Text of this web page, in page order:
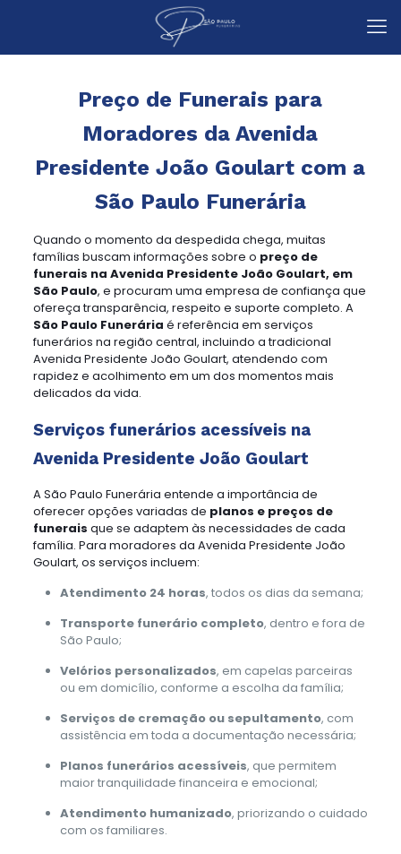
Preço de Funerais para
Moradores da Avenida
Presidente João Goulart com a
São Paulo Funerária
Quando o momento da despedida chega, muitas
famílias buscam informações sobre o preço de
funerais na Avenida Presidente João Goulart, em
São Paulo, e procuram uma empresa de confiança que
ofereça transparência, respeito e suporte completo. A
São Paulo Funerária é referência em serviços
funerários na região central, incluindo a tradicional
Avenida Presidente João Goulart, atendendo com
rapidez e acolhimento em um dos momentos mais
delicados da vida.
Serviços funerários acessíveis na
Avenida Presidente João Goulart
A São Paulo Funerária entende a importância de
oferecer opções variadas de planos e preços de
funerais que se adaptem às necessidades de cada
família. Para moradores da Avenida Presidente João
Goulart, os serviços incluem:
Atendimento 24 horas, todos os dias da semana;
Transporte funerário completo, dentro e fora de
São Paulo;
Velórios personalizados, em capelas parceiras
ou em domicílio, conforme a escolha da família;
Serviços de cremação ou sepultamento, com
assistência em toda a documentação necessária;
Planos funerários acessíveis, que permitem
maior tranquilidade financeira e emocional;
Atendimento humanizado, priorizando o cuidado
com os familiares.